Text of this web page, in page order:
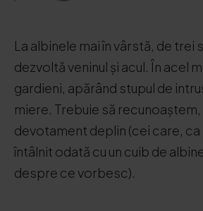
La albinele mai în vârstă, de trei
dezvoltă veninul și acul. În acel
gardieni, apărând stupul de
miere. Trebuie să
devotament deplin (cei care, ca
întâlnit odată cu un cuib de
despre ce vorbesc).